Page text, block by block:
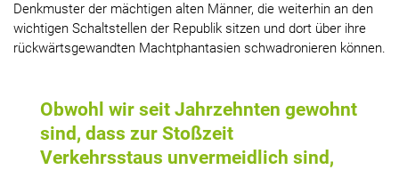
Denkmuster der mächtigen alten Männer, die weiterhin an den
wichtigen Schaltstellen der Republik sitzen und dort über ihre
rückwärtsgewandten Machtphantasien schwadronieren können.
Obwohl wir seit Jahrzehnten gewohnt
sind, dass zur Stoßzeit
Verkehrsstaus unvermeidlich sind,